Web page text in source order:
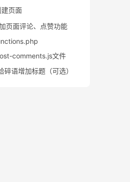
建页面
页面评论、点赞功能
comments.js文件
语增加标题（可选）